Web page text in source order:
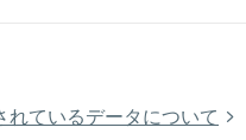
ているデータについて